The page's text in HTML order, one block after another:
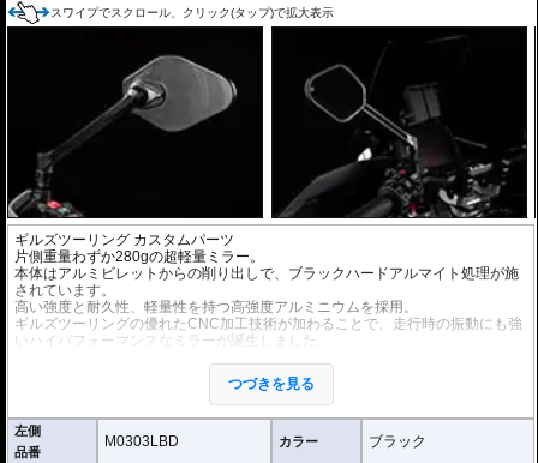
スワイプでスクロール、クリック(タップ)で拡大表示
ギルズツーリング カスタムパーツ
片側重量わずか280gの超軽量ミラー。
本体はアルミビレットからの削り出しで、ブラックハードアルマイト処理が施
されています。
高い強度と耐久性、軽量性を持つ高強度アルミニウムを採用。
ギルズツーリングの優れたCNC加工技術が加わることで、走行時の振動にも強
いハイパフォーマンスなミラーが誕生しました。
付属アダプターは汎用性が高く、多くの車種にご利用いただけます。
※車検対応
※左右別売
つづきを見る
左側
品番
M0303LBD カラー ブラック